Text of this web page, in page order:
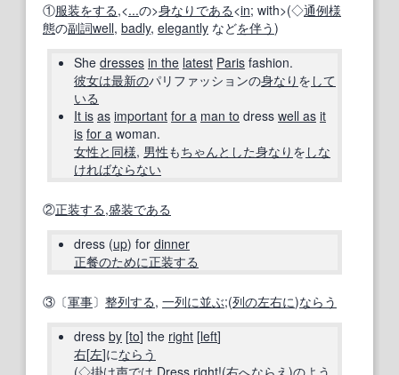
①服装をする,<...の>身なり である<in; with>(◇通例様
態の副詞well, badly, elegantly などを伴う)
She dresses in the latest Paris fashion.
彼女は最新のパリファッションの身なり を して
いる
It is as important for a man to dress well as it
is for a woman.
女性と同様, 男性もちゃんとした身なり を しな
ければならない
②正装する,盛装である
dress (up) for dinner
正餐のために正装する
③〔軍事〕 整列する, 一列に並ぶ;(列の左右に)ならう
dress by [to] the right [left]
右[左]にならう
(◇掛け声では Dress right!(右へならえ )のよう